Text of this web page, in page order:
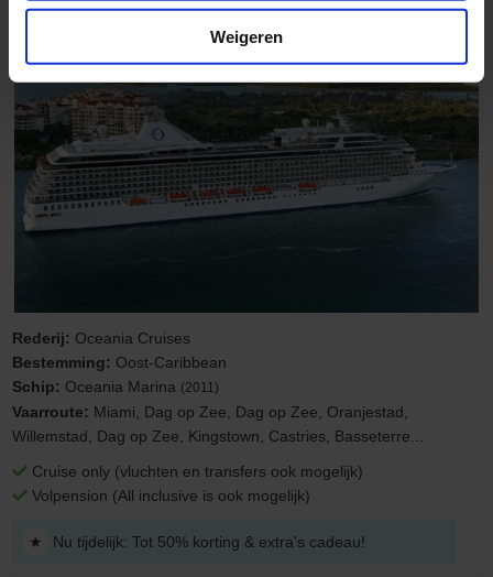
Weigeren
Rederij: Oceania Cruises
Bestemming: Oost-Caribbean
Schip: Oceania Marina (2011)
Vaarroute: Miami, Dag op Zee, Dag op Zee, Oranjestad,
Willemstad, Dag op Zee, Kingstown, Castries, Basseterre...
Cruise only (vluchten en transfers ook mogelijk)
Volpension (All inclusive is ook mogelijk)
★ Nu tijdelijk: Tot 50% korting & extra's cadeau!